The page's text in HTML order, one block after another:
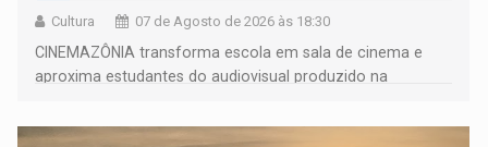
Cultura 07 de Agosto de 2026 às 18:30
CINEMAZÔNIA transforma escola em sala de cinema e
aproxima estudantes do audiovisual produzido na